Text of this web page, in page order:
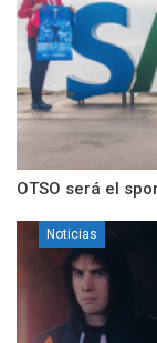
OTSO será el
Noticias